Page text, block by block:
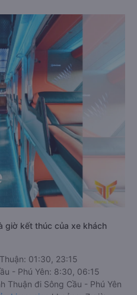
giờ kết thúc của xe khách